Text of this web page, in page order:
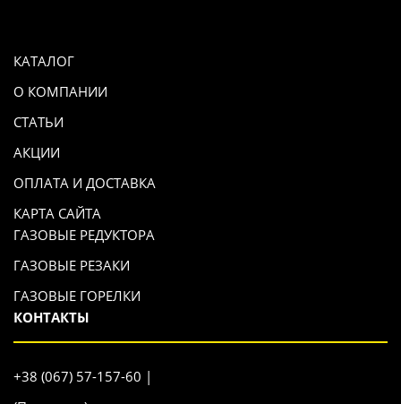
КАТАЛОГ
О КОМПАНИИ
СТАТЬИ
АКЦИИ
ОПЛАТА И ДОСТАВКА
КАРТА САЙТА
ГАЗОВЫЕ РЕДУКТОРА
ГАЗОВЫЕ РЕЗАКИ
ГАЗОВЫЕ ГОРЕЛКИ
КОНТАКТЫ
+38 (067) 57-157-60 |